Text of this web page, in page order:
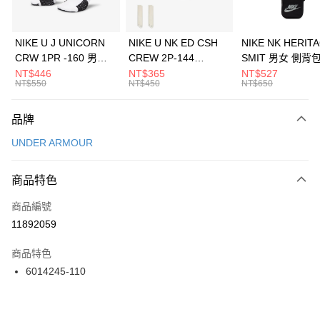
上海商業儲蓄銀行
元大商業銀行
台灣樂天信用卡公司
Apple Pay
全盈+PAY
AFTEE先享後付
【關於「AFTEE先享後付」】
便利好安心！
３．安心：先確認商品／服務後，再付款。
【「AFTEE先享後付」結帳流程】
１．於結帳方式選擇「AFTEE先享後付」後，將跳轉至「AFTEE先享後付」
２．訂單成立數日內，您將收到繳費通知簡訊。
３．收到繳費通知簡訊後14天內，點擊此簡訊中的連結，可透過四大超商／
ATM／網路銀行／等多元方式進行付款，方視為交易完成。
運送方式
每筆NT$100，滿NT$1,500(含以上)免運費
宅配
每筆NT$100，滿NT$1,500(含以上)免運費
付款後門市自取
每筆NT$100，滿NT$1,500(含以上)免運費
NIKE U J UNICORN
CRW 1PR -160 男女
中統襪 FZ3393100
NT$446
NT$550
NIKE U NK ED CSH
CREW 2P-144
EMBRDY 男女 短統襪
FZ3073133
NT$365
NT$450
NIKE NK
SMIT 男女 側背
BA5871010
NT$527
NT$650
品牌
UNDER ARMOUR
商品特色
商品編號
11892059
商品特色
6014245-110